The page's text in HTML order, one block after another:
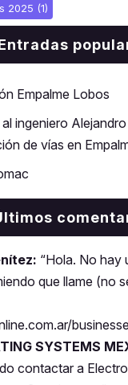
2025 (1)
Empalme Lobos
ingeniero
de vías en
“Hola. No hay
que llame (no
SYSTEMS
contactar a